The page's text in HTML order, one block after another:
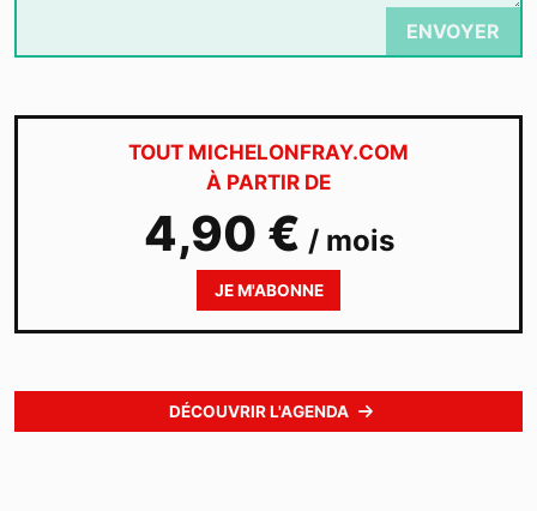
ENVOYER
TOUT MICHELONFRAY.COM
À PARTIR DE
4,90 € / mois
JE M'ABONNE
DÉCOUVRIR L'AGENDA